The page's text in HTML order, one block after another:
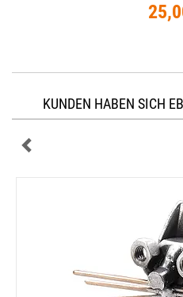
KUNDEN HABEN SICH